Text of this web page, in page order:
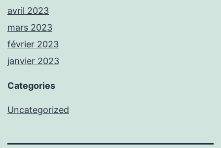
avril 2023
mars 2023
février 2023
janvier 2023
Categories
Uncategorized